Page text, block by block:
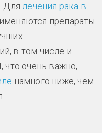
Для лечения рака в
препараты
в том числе и
что очень важно,
намного ниже, чем